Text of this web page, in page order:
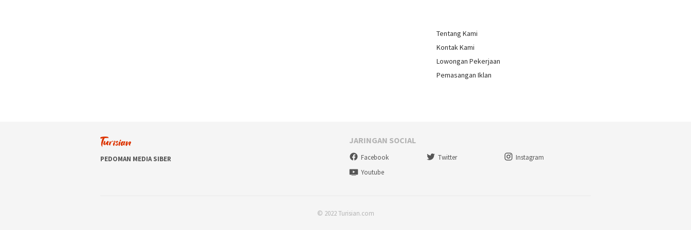
Tentang Kami
Kontak Kami
Lowongan Pekerjaan
Pemasangan Iklan
PEDOMAN MEDIA SIBER
JARINGAN SOCIAL
Facebook Twitter
Instagram
Youtube
© 2022 Turisian.com